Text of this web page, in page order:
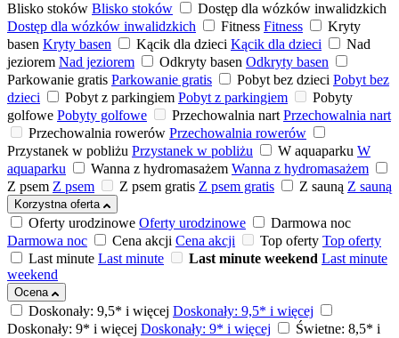
Blisko stoków Blisko stoków
Dostęp dla wózków inwalidzkich
Dostęp dla wózków inwalidzkich
Fitness Fitness
Kryty
basen Kryty basen Kącik dla dzieci Kącik dla dzieci
Nad
jeziorem Nad jeziorem Odkryty basen Odkryty basen
Parkowanie gratis Parkowanie gratis Pobyt bez dzieci Pobyt bez
dzieci
Pobyt z parkingiem Pobyt z parkingiem
Pobyty
golfowe Pobyty golfowe Przechowalnia nart Przechowalnia nart
Przechowalnia rowerów Przechowalnia rowerów
Przystanek w pobliżu Przystanek w pobliżu W aquaparku W
aquaparku
Wanna z hydromasażem Wanna z hydromasażem
Z psem Z psem Z psem gratis Z psem gratis Z sauną Z sauną
Korzystna oferta
Oferty urodzinowe Oferty urodzinowe
Darmowa noc
Darmowa noc
Cena akcji Cena akcji Top oferty Top oferty
Last minute Last minute Last minute weekend Last minute
weekend
Ocena
Doskonały: 9,5* i więcej Doskonały: 9,5* i więcej
Doskonały: 9* i więcej Doskonały: 9* i więcej
Świetne: 8,5* i